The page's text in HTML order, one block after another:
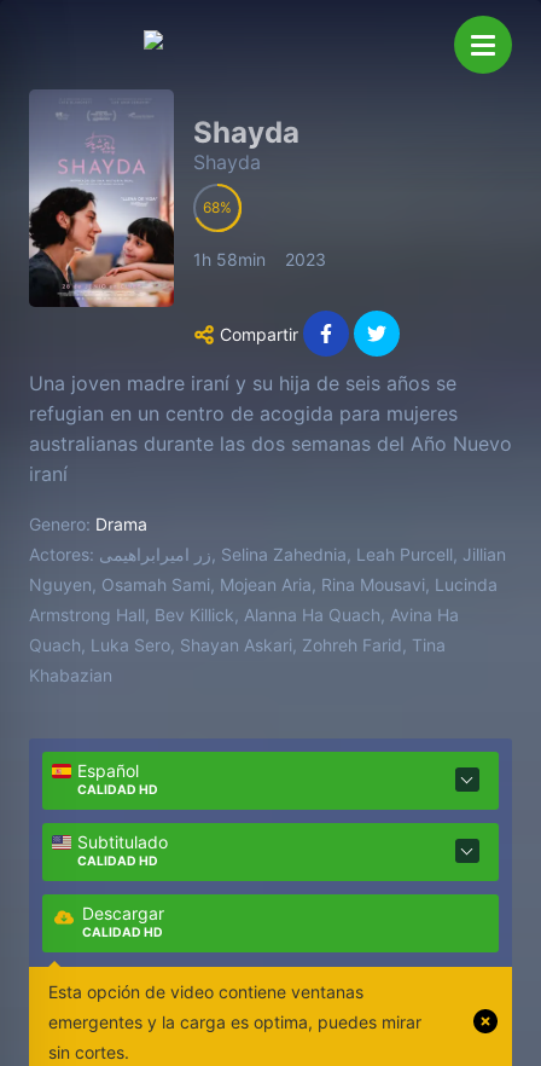
Shayda
Shayda
68
1h 58min 2023
Compartir
Una joven madre iraní y su hija de seis años se
refugian en un centro de acogida para mujeres
australianas durante las dos semanas del Año Nuevo
iraní
Genero: Drama
Actores: زر امیرابراهیمی, Selina Zahednia, Leah Purcell, Jillian
Nguyen, Osamah Sami, Mojean Aria, Rina Mousavi, Lucinda
Armstrong Hall, Bev Killick, Alanna Ha Quach, Avina Ha
Quach, Luka Sero, Shayan Askari, Zohreh Farid, Tina
Khabazian
Español
CALIDAD HD
Subtitulado
CALIDAD HD
Descargar
CALIDAD HD
Esta opción de video contiene ventanas
emergentes y la carga es optima, puedes mirar
sin cortes.